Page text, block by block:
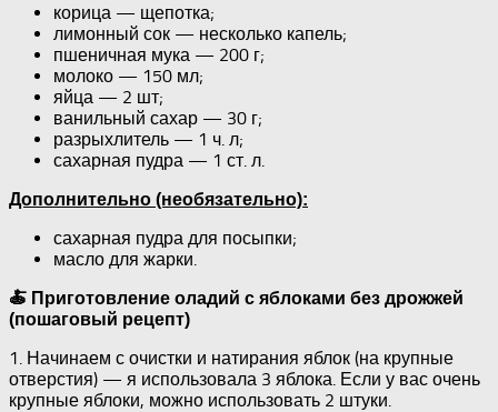
корица — щепотка;
лимонный сок — несколько капель;
пшеничная мука — 200 г;
молоко — 150 мл;
яйца — 2 шт;
ванильный сахар — 30 г;
разрыхлитель — 1 ч. л;
сахарная пудра — 1 ст. л.
Дополнительно (необязательно):
сахарная пудра для посыпки;
масло для жарки.
🍝 Приготовление оладий с яблоками без дрожжей
(пошаговый рецепт)
1. Начинаем с очистки и натирания яблок (на крупные
отверстия) — я использовала 3 яблока. Если у вас очень
крупные яблоки, можно использовать 2 штуки.